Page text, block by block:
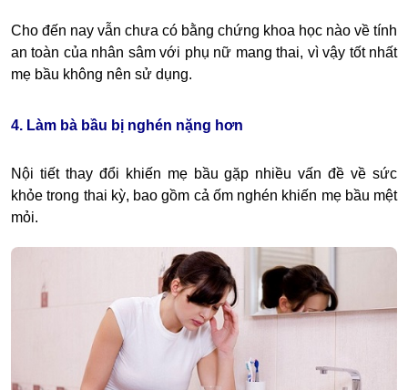
Cho đến nay vẫn chưa có bằng chứng khoa học nào về tính
an toàn của nhân sâm với phụ nữ mang thai, vì vậy tốt nhất
mẹ bầu không nên sử dụng.
4. Làm bà bầu bị nghén nặng hơn
Nội tiết thay đổi khiến mẹ bầu gặp nhiều vấn đề về sức
khỏe trong thai kỳ, bao gồm cả ốm nghén khiến mẹ bầu mệt
mỏi.